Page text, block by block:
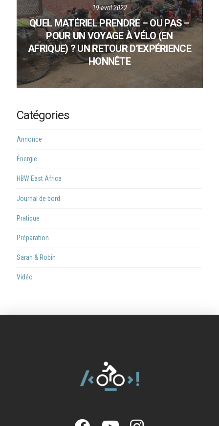
19 avril 2022
QUEL MATÉRIEL PRENDRE – OU PAS –
POUR UN VOYAGE À VÉLO (EN
AFRIQUE) ? UN RETOUR D’EXPÉRIENCE
HONNÊTE
Catégories
Annonce
Énergie
HBW East Africa
Journal de bord
Pratique
Préparation
Sarah & Robin
Vidéo